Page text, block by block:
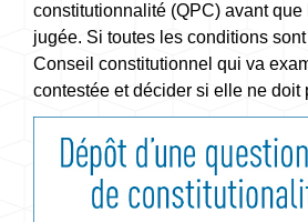
constitutionnalité (QPC) avant que
jugée. Si toutes les conditions
Conseil constitutionnel qui va
contestée et décider si elle ne doit